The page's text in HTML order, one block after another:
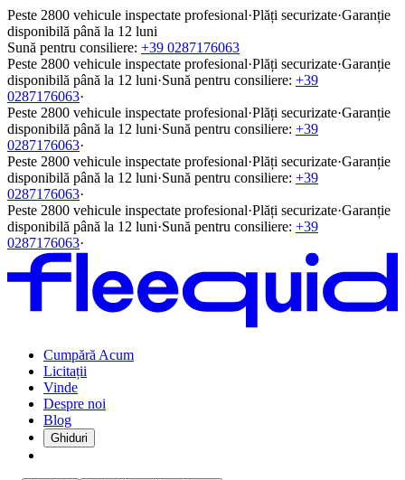
Peste 2800 vehicule inspectate profesional·Plăți securizate·Garanție
disponibilă până la 12 luni
Sună pentru consiliere: +39 0287176063
Peste 2800 vehicule inspectate profesional·Plăți securizate·Garanție
disponibilă până la 12 luni·Sună pentru consiliere: +39
0287176063·
Peste 2800 vehicule inspectate profesional·Plăți securizate·Garanție
disponibilă până la 12 luni·Sună pentru consiliere: +39
0287176063·
Peste 2800 vehicule inspectate profesional·Plăți securizate·Garanție
disponibilă până la 12 luni·Sună pentru consiliere: +39
0287176063·
Peste 2800 vehicule inspectate profesional·Plăți securizate·Garanție
disponibilă până la 12 luni·Sună pentru consiliere: +39
0287176063·
Cumpără Acum
Licitații
Vinde
Despre noi
Blog
Ghiduri